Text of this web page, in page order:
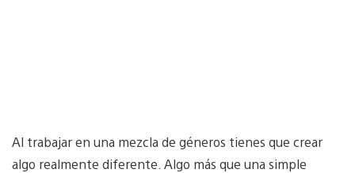
Al trabajar en una mezcla de géneros tienes que crear
algo realmente diferente. Algo más que una simple